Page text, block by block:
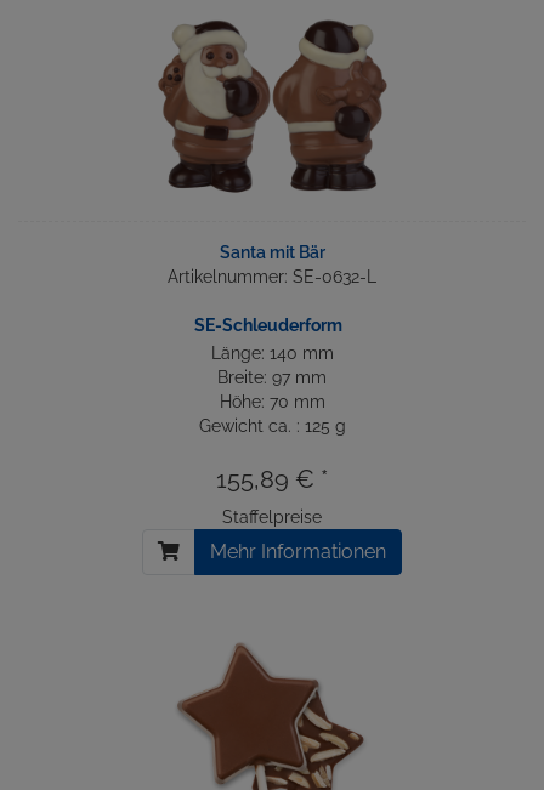
Santa mit Bär
Artikelnummer: SE-0632-L
SE-Schleuderform
Länge: 140 mm
Breite: 97 mm
Höhe: 70 mm
Gewicht ca. : 125 g
155,89 € *
Staffelpreise
Mehr Informationen